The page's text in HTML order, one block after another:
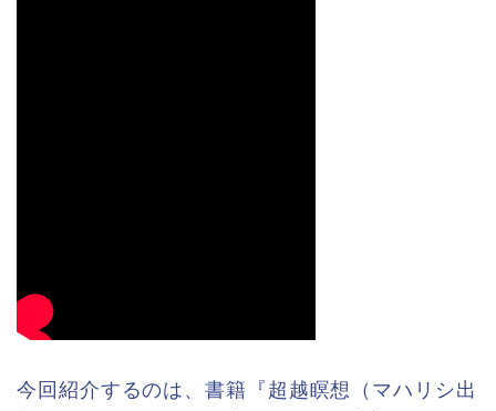
今回紹介するのは、書籍『超越瞑想（マハリシ出